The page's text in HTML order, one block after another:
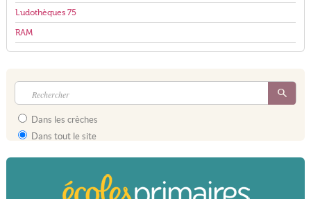
Ludothèques 75
RAM
Dans les crèches
Dans tout le site